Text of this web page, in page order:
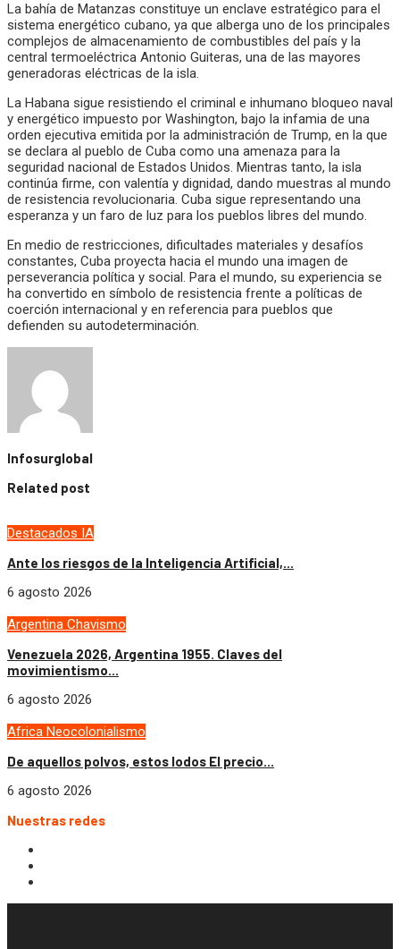
La bahía de Matanzas constituye un enclave estratégico para el
sistema energético cubano, ya que alberga uno de los principales
complejos de almacenamiento de combustibles del país y la
central termoeléctrica Antonio Guiteras, una de las mayores
generadoras eléctricas de la isla.
La Habana sigue resistiendo el criminal e inhumano bloqueo naval
y energético impuesto por Washington, bajo la infamia de una
orden ejecutiva emitida por la administración de Trump, en la que
se declara al pueblo de Cuba como una amenaza para la
seguridad nacional de Estados Unidos. Mientras tanto, la isla
continúa firme, con valentía y dignidad, dando muestras al mundo
de resistencia revolucionaria. Cuba sigue representando una
esperanza y un faro de luz para los pueblos libres del mundo.
En medio de restricciones, dificultades materiales y desafíos
constantes, Cuba proyecta hacia el mundo una imagen de
perseverancia política y social. Para el mundo, su experiencia se
ha convertido en símbolo de resistencia frente a políticas de
coerción internacional y en referencia para pueblos que
defienden su autodeterminación.
Infosurglobal
Related post
Destacados IA
Ante los riesgos de la Inteligencia Artificial,...
6 agosto 2026
Argentina Chavismo
Venezuela 2026, Argentina 1955. Claves del
movimientismo...
6 agosto 2026
Africa Neocolonialismo
De aquellos polvos, estos lodos El precio...
6 agosto 2026
Nuestras redes